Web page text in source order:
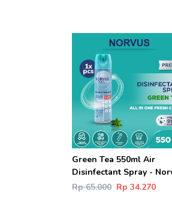
Green Tea 550ml Air
Disinfectant Spray -
Rp 65.000 Rp 34.270